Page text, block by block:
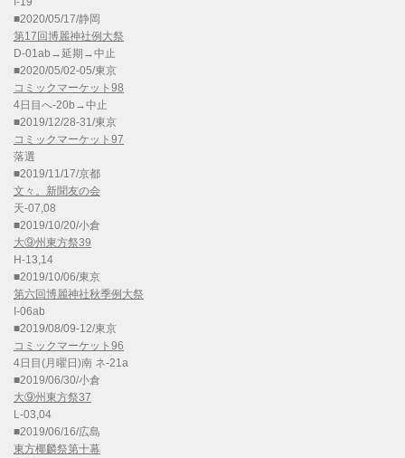
■2020/05/17/静岡
第17回博麗神社例大祭
D-01ab→延期→中止
■2020/05/02-05/東京
コミックマーケット98
4日目へ-20b→中止
■2019/12/28-31/東京
コミックマーケット97
落選
■2019/11/17/京都
文々。新聞友の会
天-07,08
■2019/10/20/小倉
大⑨州東方祭39
H-13,14
■2019/10/06/東京
第六回博麗神社秋季例大祭
I-06ab
■2019/08/09-12/東京
コミックマーケット96
4日目(月曜日)南 ネ-21a
■2019/06/30/小倉
大⑨州東方祭37
L-03,04
■2019/06/16/広島
東方椰麟祭第十幕